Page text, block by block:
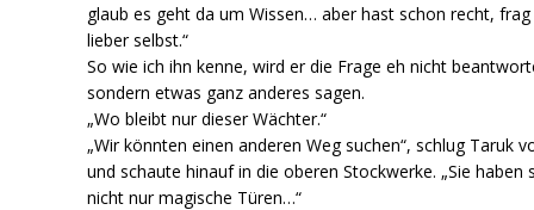
glaub es geht da um Wissen… aber hast schon recht, frag
lieber selbst.“
So wie ich ihn kenne, wird er die Frage eh nicht
sondern etwas ganz anderes sagen.
„Wo bleibt nur dieser Wächter.“
„Wir könnten einen anderen Weg suchen“, schlug Taruk
und schaute hinauf in die oberen Stockwerke. „Sie haben
nicht nur magische Türen…“